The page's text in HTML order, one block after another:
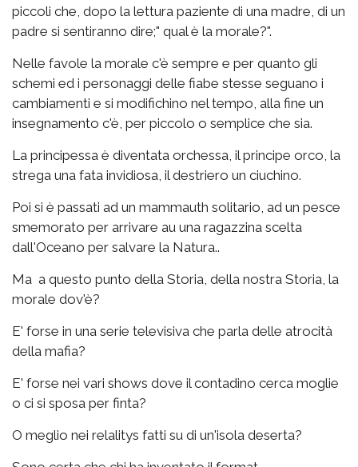
piccoli che, dopo la lettura paziente di una madre, di un
padre si sentiranno dire;" qual è la morale?".
Nelle favole la morale c'è sempre e per quanto gli
schemi ed i personaggi delle fiabe stesse seguano i
cambiamenti e si modifichino nel tempo, alla fine un
insegnamento c'è, per piccolo o semplice che sia.
La principessa è diventata orchessa, il principe orco, la
strega una fata invidiosa, il destriero un ciuchino.
Poi si è passati ad un mammauth solitario, ad un pesce
smemorato per arrivare au una ragazzina scelta
dall'Oceano per salvare la Natura..
Ma a questo punto della Storia, della nostra Storia, la
morale dov'è?
E' forse in una serie televisiva che parla delle atrocità
della mafia?
E' forse nei vari shows dove il contadino cerca moglie
o ci si sposa per finta?
O meglio nei relalitys fatti su di un'isola deserta?